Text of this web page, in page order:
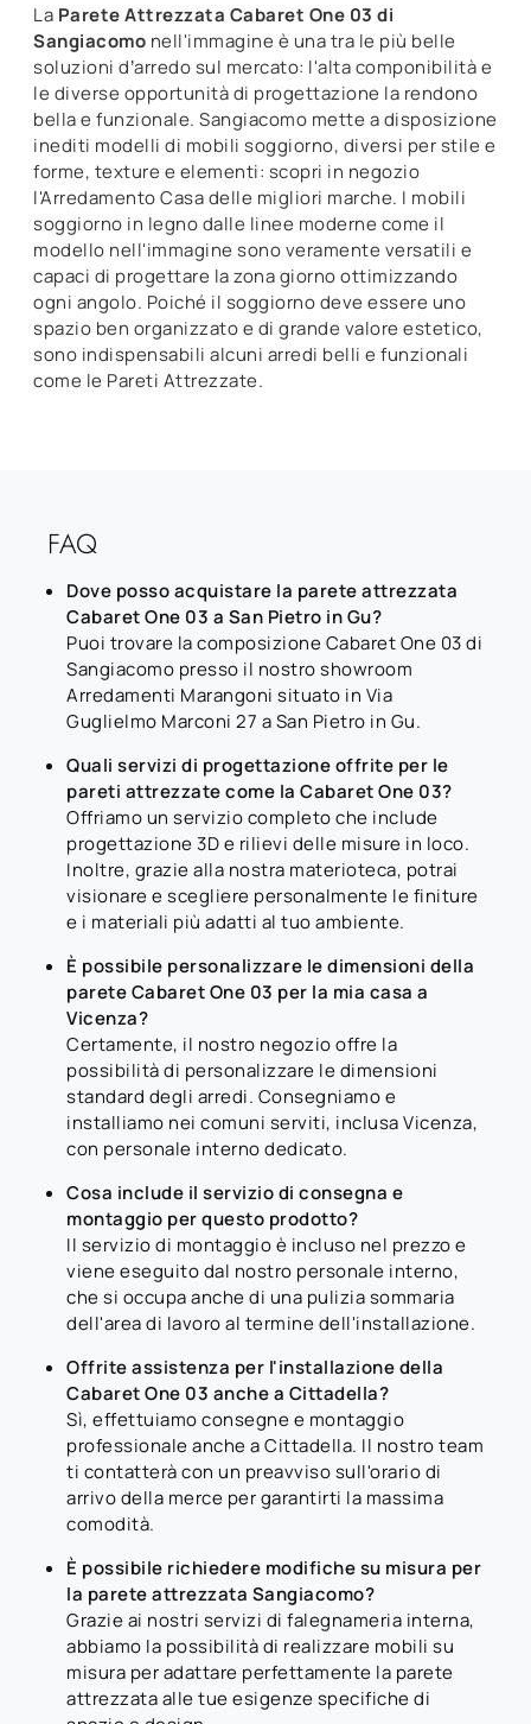
La Parete Attrezzata Cabaret One 03 di
Sangiacomo nell'immagine è una tra le più belle
soluzioni d’arredo sul mercato: l'alta componibilità e
le diverse opportunità di progettazione la rendono
bella e funzionale. Sangiacomo mette a disposizione
inediti modelli di mobili soggiorno, diversi per stile e
forme, texture e elementi: scopri in negozio
l'Arredamento Casa delle migliori marche. I mobili
soggiorno in legno dalle linee moderne come il
modello nell'immagine sono veramente versatili e
capaci di progettare la zona giorno ottimizzando
ogni angolo. Poiché il soggiorno deve essere uno
spazio ben organizzato e di grande valore estetico,
sono indispensabili alcuni arredi belli e funzionali
come le Pareti Attrezzate.
FAQ
Dove posso acquistare la parete attrezzata
Cabaret One 03 a San Pietro in Gu?
Puoi trovare la composizione Cabaret One 03 di
Sangiacomo presso il nostro showroom
Arredamenti Marangoni situato in Via
Guglielmo Marconi 27 a San Pietro in Gu.
Quali servizi di progettazione offrite per le
pareti attrezzate come la Cabaret One 03?
Offriamo un servizio completo che include
progettazione 3D e rilievi delle misure in loco.
Inoltre, grazie alla nostra materioteca, potrai
visionare e scegliere personalmente le finiture
e i materiali più adatti al tuo ambiente.
È possibile personalizzare le dimensioni della
parete Cabaret One 03 per la mia casa a
Vicenza?
Certamente, il nostro negozio offre la
possibilità di personalizzare le dimensioni
standard degli arredi. Consegniamo e
installiamo nei comuni serviti, inclusa Vicenza,
con personale interno dedicato.
Cosa include il servizio di consegna e
montaggio per questo prodotto?
Il servizio di montaggio è incluso nel prezzo e
viene eseguito dal nostro personale interno,
che si occupa anche di una pulizia sommaria
dell'area di lavoro al termine dell'installazione.
Offrite assistenza per l'installazione della
Cabaret One 03 anche a Cittadella?
Sì, effettuiamo consegne e montaggio
professionale anche a Cittadella. Il nostro team
ti contatterà con un preavviso sull'orario di
arrivo della merce per garantirti la massima
comodità.
È possibile richiedere modifiche su misura per
la parete attrezzata Sangiacomo?
Grazie ai nostri servizi di falegnameria interna,
abbiamo la possibilità di realizzare mobili su
misura per adattare perfettamente la parete
attrezzata alle tue esigenze specifiche di